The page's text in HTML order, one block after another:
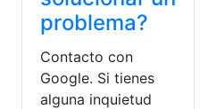
problema?
Contacto con
Google. Si tienes
alguna inquietud